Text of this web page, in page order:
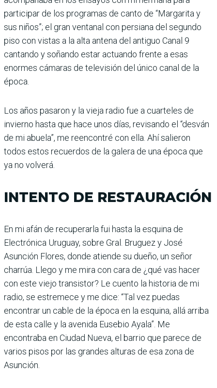
participar de los programas de canto de “Margarita y
sus niños”; el gran ventanal con persiana del segundo
piso con vistas a la alta antena del antiguo Canal 9
cantando y soñando estar actuando frente a esas
enormes cámaras de televisión del único canal de la
época.
Los años pasaron y la vieja radio fue a cuarteles de
invierno hasta que hace unos días, revisando el “desván
de mi abuela”, me reencontré con ella. Ahí salieron
todos estos recuerdos de la galera de una época que
ya no volverá.
INTENTO DE RESTAURACIÓN
En mi afán de recuperarla fui hasta la esquina de
Electrónica Uruguay, sobre Gral. Bruguez y José
Asunción Flores, donde atiende su dueño, un señor
charrúa. Llego y me mira con cara de ¿qué vas hacer
con este viejo transistor? Le cuento la historia de mi
radio, se estremece y me dice: “Tal vez puedas
encontrar un cable de la época en la esquina, allá arriba
de esta calle y la avenida Eusebio Ayala”. Me
encontraba en Ciudad Nueva, el barrio que parece de
varios pisos por las grandes alturas de esa zona de
Asunción.